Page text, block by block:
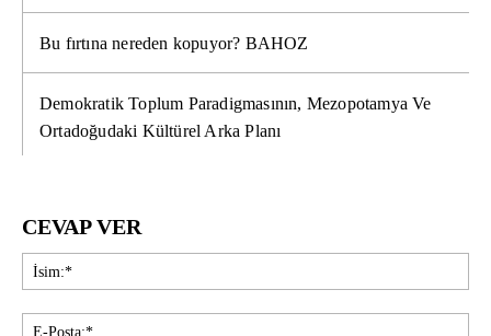
Bu fırtına nereden kopuyor? BAHOZ
Demokratik Toplum Paradigmasının, Mezopotamya Ve
Ortadoğudaki Kültürel Arka Planı
CEVAP VER